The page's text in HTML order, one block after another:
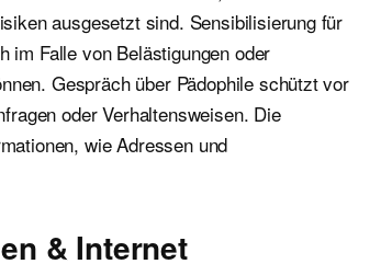
ausgesetzt sind. Sensibilisierung für
im Falle von Belästigungen oder
Gespräch über Pädophile schützt vor
oder Verhaltensweisen. Die
wie Adressen und
& Internet